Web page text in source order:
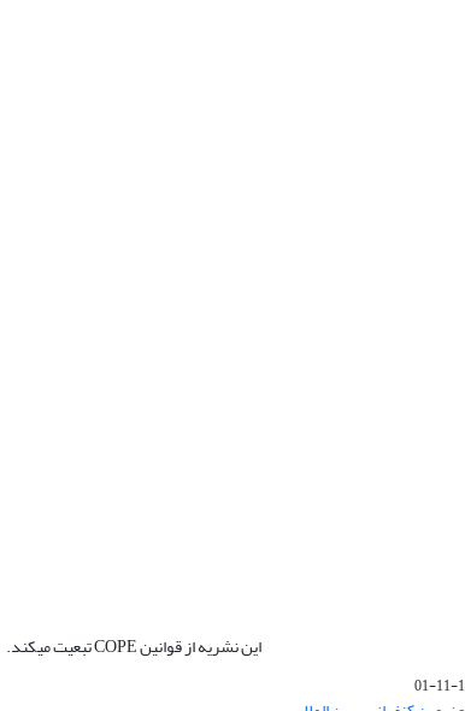
این نشریه از قوانین COPE تبعیت میکند.